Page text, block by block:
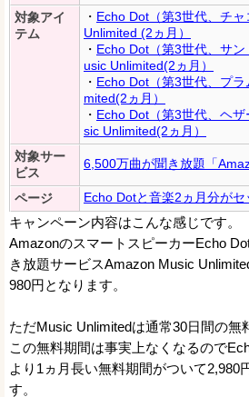
対象アイ
テム
・ Echo Dot（第3世代、チ
Unlimited (2ヵ月）
・ Echo Dot（第3世代、サ
usic Unlimited(2ヵ月）
・ Echo Dot（第3世代、プ
mited(2ヵ月）
・ Echo Dot（第3世代、ヘ
sic Unlimited(2ヵ月）
対象サー
ビス
6,500万曲が聞き放題「
ページ Echo Dotと音楽2ヵ月分が
キャンペーン内容はこんな感じです。
AmazonのスマートスピーカーEcho
き放題サービスAmazon Music
980円となります。
ただMusic Unlimitedは通常30日間の無
この無料期間は事実上なくなるので
より1ヵ月長い無料期間がついて2,980
す。